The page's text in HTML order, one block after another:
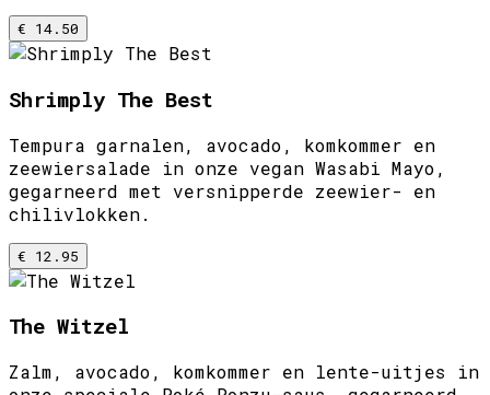
€ 14.50
Shrimply The Best
Tempura garnalen, avocado, komkommer en
zeewiersalade in onze vegan Wasabi Mayo,
gegarneerd met versnipperde zeewier- en
chilivlokken.
€ 12.95
The Witzel
Zalm, avocado, komkommer en lente-uitjes in